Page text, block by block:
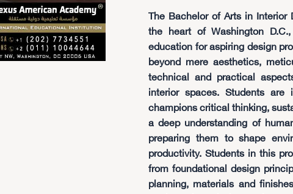
The Bachelor of Arts in Interior
the heart of Washington
education for aspiring design
beyond mere aesthetics,
technical and practical
interior spaces. Students
champions critical thinking,
a deep understanding of
preparing them to shape
productivity. Students in this
from foundational design
planning, materials and